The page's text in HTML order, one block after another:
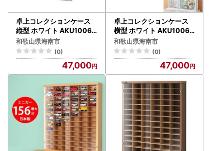
卓上コレクションケース
縦型 ホワイト AKU10068
0301
和歌山県海南市
(0)
47,000
卓上コレクションケース
横型 ホワイト AKU10066
1301
和歌山県海南市
(0)
47,000